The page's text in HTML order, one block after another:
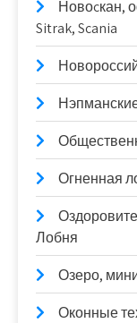
Новоcкан,
Sitrak, Scania
Огненная
Лобня
Озеро,
Оконные